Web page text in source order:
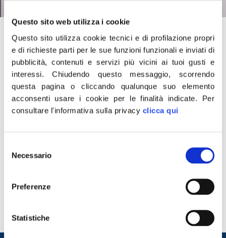
Questo sito web utilizza i cookie
Questo sito utilizza cookie tecnici e di profilazione propri
e di richieste parti per le sue funzioni funzionali e inviati di
pubblicità, contenuti e servizi più vicini ai tuoi gusti e
interessi.Chiudendo questo messaggio, scorrendo
questa pagina o cliccando qualunque suo elemento
acconsenti usare i cookie per le finalità indicate. Per
consultare l'informativa sulla privacy clicca qui
delNecessario
Preferenze
Statistiche
27 Aprile 2021
“Il presidente Draghi sta ipotecando il futuro degli italiani
concordandolo con l’Europa ma non con il Parlamento.
Fratelli d’Italia si sta opponendo in maniera ferma a
questo metodo che viola ogni principio costituzionale”.
Lo ha detto ai Tg il capogruppo di Fratelli d’Italia alla
CONDIVIDI